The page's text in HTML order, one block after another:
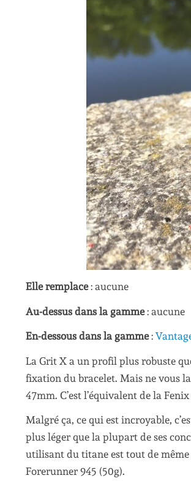
Elle remplace: aucune
Au-dessus dans la gamme: aucune
En-dessous dans la gamme:
La Grit X a un profil plus robuste
fixation du bracelet. Mais ne vous
47mm. C’est l’équivalent de la
Malgré ça, ce qui est incroyable,
plus léger que la plupart de ses
utilisant du titane est tout de même
Forerunner 945 (50g).